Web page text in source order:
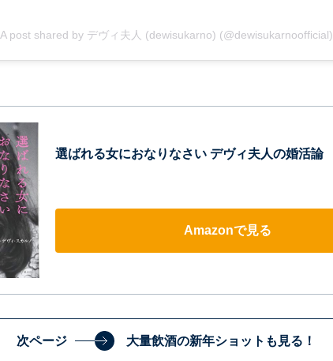
A post shared by デヴィ夫人 (dewisukarno) (@dewisukarnoofficial)
選ばれる女におなりなさい デヴィ夫人の婚活論
Amazonで見る
次ページ 大量飲酒の新年ショットも見る！